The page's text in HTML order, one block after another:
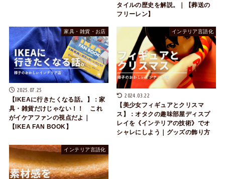
タイルの歴史を解説。｜【葬送の
フリーレン】
家具・雑貨・お店
2025.07.25
【IKEAに行きたくなる話。】：家
具・雑貨だけじゃない！！ これ
がイケアファンの視点だよ｜
【IKEA FAN BOOK】
インテリア言語化
2024.03.22
【美少女フィギュアとクリスマ
ス】：オタクの趣味部屋ディスプ
レイを《インテリアの技術》でオ
シャレにしよう｜グッズの飾り方
インテリア言語化